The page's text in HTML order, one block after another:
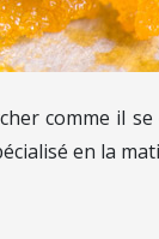
comme il
en la